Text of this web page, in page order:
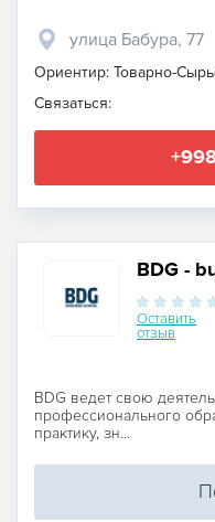
улица Бабура, 77
Ориентир: Товарно-
Связаться:
BDG -
Оставить
отзыв
BDG ведет свою
профессионального
практику, зн...